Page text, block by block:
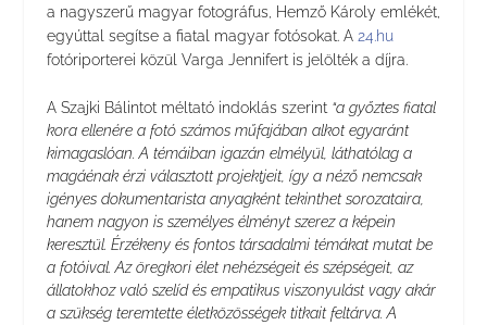
a nagyszerű magyar fotográfus, Hemző Károly emlékét,
egyúttal segítse a fiatal magyar fotósokat. A 24.hu
fotóriporterei közül Varga Jennifert is jelölték a díjra.
A Szajki Bálintot méltató indoklás szerint “a győztes fiatal
kora ellenére a fotó számos műfajában alkot egyaránt
kimagaslóan. A témáiban igazán elmélyül, láthatólag a
magáénak érzi választott projektjeit, így a néző nemcsak
igényes dokumentarista anyagként tekinthet sorozataira,
hanem nagyon is személyes élményt szerez a képein
keresztül. Érzékeny és fontos társadalmi témákat mutat be
a fotóival. Az öregkori élet nehézségeit és szépségeit, az
állatokhoz való szelíd és empatikus viszonyulást vagy akár
a szükség teremtette életközösségek titkait feltárva. A